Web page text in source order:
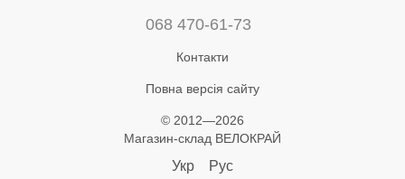
068 470-61-73
Контакти
Повна версія сайту
© 2012—2026
Магазин-склад ВЕЛОКРАЙ
Укр Рус